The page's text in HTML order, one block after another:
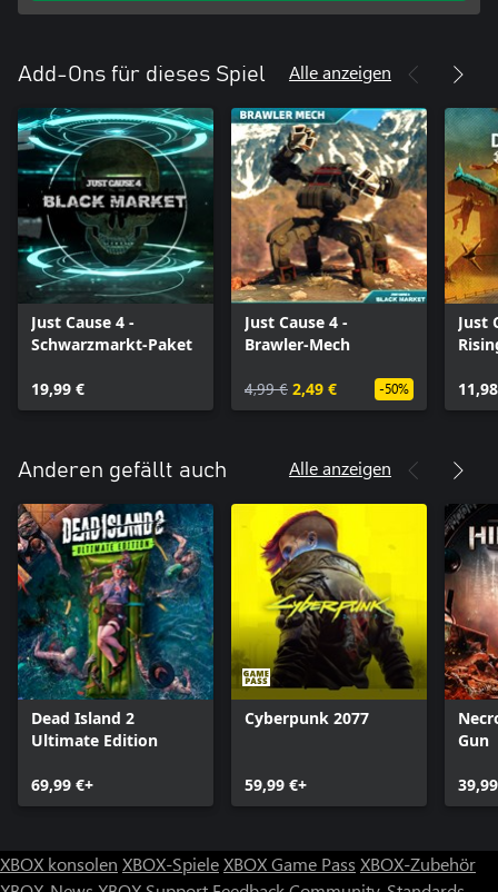
Add-Ons für dieses Spiel Alle anzeigen
Just Cause 4 -
Schwarzmarkt-Paket
19,99 €
Just Cause 4 -
Brawler-Mech
4,99 € 2,49 € -50%
Just
Anderen gefällt auch Alle anzeigen
Dead Island 2
Ultimate Edition
69,99 €+
Cyberpunk 2077
59,99 €+
Gun
XBOX konsolen XBOX-SpieleXBOX Game Pass XBOX-Zubehör